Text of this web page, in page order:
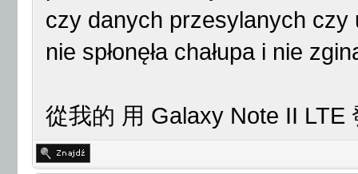
czy danych przesylanych
nie spłonęła chałupa i nie
從我的 用 Galaxy Note II LTE